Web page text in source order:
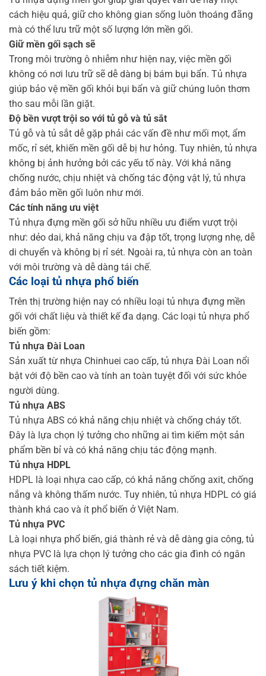
cách hiệu quả, giữ cho không gian sống luôn thoáng đãng
mà có thể lưu trữ một số lượng lớn mền gối.
Giữ mền gối sạch sẽ
Trong môi trường ô nhiễm như hiện nay, việc mền gối
không có nơi lưu trữ sẽ dễ dàng bị bám bụi bẩn. Tủ nhựa
giúp bảo vệ mền gối khỏi bụi bẩn và giữ chúng luôn thơm
tho sau mỗi lần giặt.
Độ bền vượt trội so với tủ gỗ và tủ sắt
Tủ gỗ và tủ sắt dễ gặp phải các vấn đề như mối mọt, ẩm
mốc, rỉ sét, khiến mền gối dễ bị hư hỏng. Tuy nhiên, tủ nhựa
không bị ảnh hưởng bởi các yếu tố này. Với khả năng
chống nước, chịu nhiệt và chống tác động vật lý, tủ nhựa
đảm bảo mền gối luôn như mới.
Các tính năng ưu việt
Tủ nhựa đựng mền gối sở hữu nhiều ưu điểm vượt trội
như: dẻo dai, khả năng chịu va đập tốt, trọng lượng nhẹ, dễ
di chuyển và không bị rỉ sét. Ngoài ra, tủ nhựa còn an toàn
với môi trường và dễ dàng tái chế.
Các loại tủ nhựa phổ biến
Trên thị trường hiện nay có nhiều loại tủ nhựa đựng mền
gối với chất liệu và thiết kế đa dạng. Các loại tủ nhựa phổ
biến gồm:
Tủ nhựa Đài Loan
Sản xuất từ nhựa Chinhuei cao cấp, tủ nhựa Đài Loan nổi
bật với độ bền cao và tính an toàn tuyệt đối với sức khỏe
người dùng.
Tủ nhựa ABS
Tủ nhựa ABS có khả năng chịu nhiệt và chống cháy tốt.
Đây là lựa chọn lý tưởng cho những ai tìm kiếm một sản
phẩm bền bỉ và có khả năng chịu tác động mạnh.
Tủ nhựa HDPL
HDPL là loại nhựa cao cấp, có khả năng chống axit, chống
nắng và không thấm nước. Tuy nhiên, tủ nhựa HDPL có giá
thành khá cao và ít phổ biến ở Việt Nam.
Tủ nhựa PVC
Là loại nhựa phổ biến, giá thành rẻ và dễ dàng gia công, tủ
nhựa PVC là lựa chọn lý tưởng cho các gia đình có ngân
sách tiết kiệm.
Lưu ý khi chọn tủ nhựa đựng chăn màn